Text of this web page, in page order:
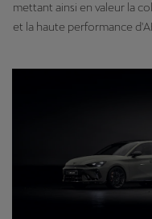
mettant ainsi en valeur la
et la haute performance